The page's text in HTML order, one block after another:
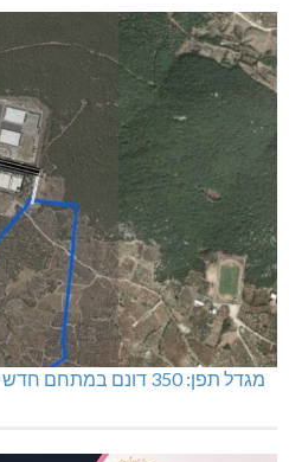
מגדל תפן: 350 דונם במתחם חדש